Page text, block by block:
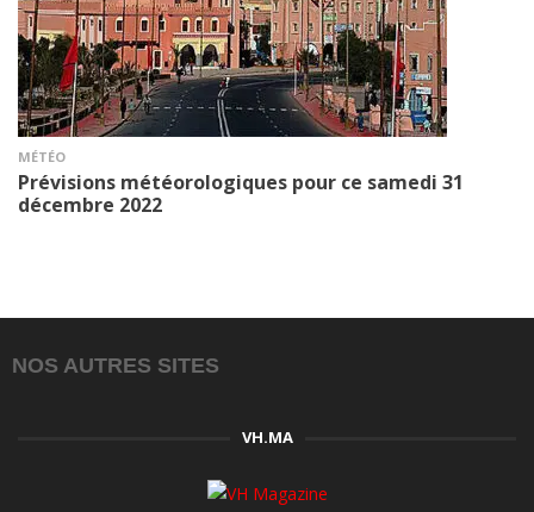
MÉTÉO
Prévisions météorologiques pour ce samedi 31
décembre 2022
NOS AUTRES SITES
VH.MA